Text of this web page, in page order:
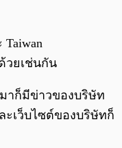
Taiwan
วยเช่นกัน
าก็มีข่าวของบริษัท
ะเว็บไซต์ของบริษัทก็